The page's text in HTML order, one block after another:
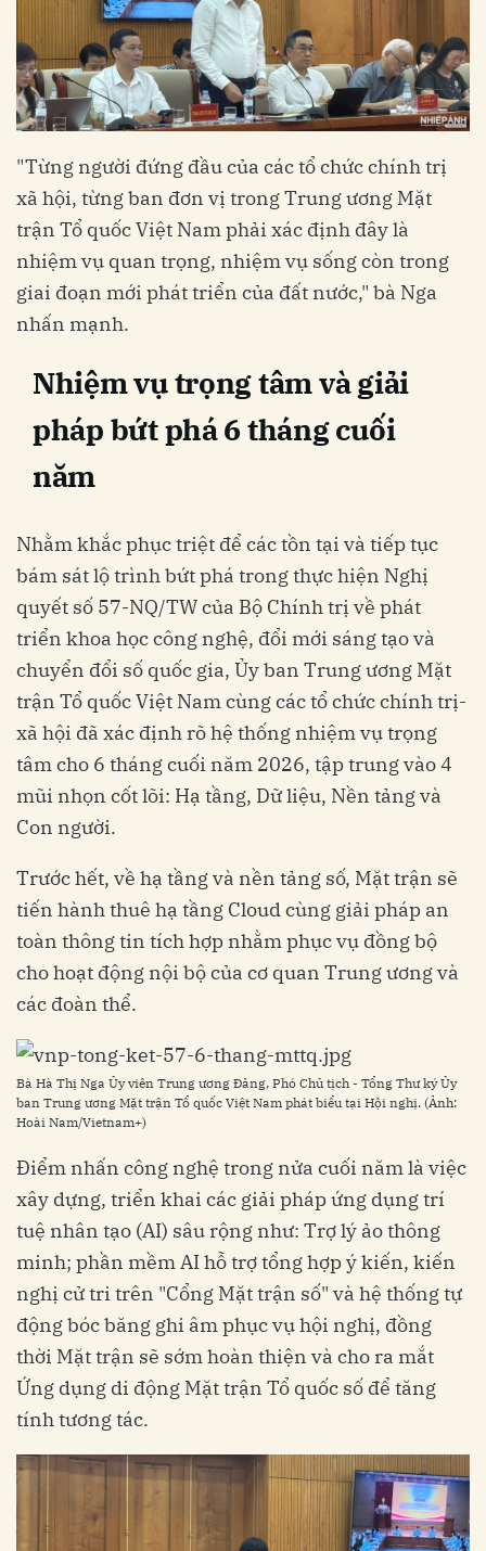
"Từng người đứng đầu của các tổ chức chính trị
xã hội, từng ban đơn vị trong Trung ương Mặt
trận Tổ quốc Việt Nam phải xác định đây là
nhiệm vụ quan trọng, nhiệm vụ sống còn trong
giai đoạn mới phát triển của đất nước," bà Nga
nhấn mạnh.
Nhiệm vụ trọng tâm và giải
pháp bứt phá 6 tháng cuối
năm
Nhằm khắc phục triệt để các tồn tại và tiếp tục
bám sát lộ trình bứt phá trong thực hiện Nghị
quyết số 57-NQ/TW của Bộ Chính trị về phát
triển khoa học công nghệ, đổi mới sáng tạo và
chuyển đổi số quốc gia, Ủy ban Trung ương Mặt
trận Tổ quốc Việt Nam cùng các tổ chức chính trị-
xã hội đã xác định rõ hệ thống nhiệm vụ trọng
tâm cho 6 tháng cuối năm 2026, tập trung vào 4
mũi nhọn cốt lõi: Hạ tầng, Dữ liệu, Nền tảng và
Con người.
Trước hết, về hạ tầng và nền tảng số, Mặt trận sẽ
tiến hành thuê hạ tầng Cloud cùng giải pháp an
toàn thông tin tích hợp nhằm phục vụ đồng bộ
cho hoạt động nội bộ của cơ quan Trung ương và
các đoàn thể.
Bà Hà Thị Nga Ủy viên Trung ương Đảng, Phó Chủ tịch - Tổng Thư ký Ủy
ban Trung ương Mặt trận Tổ quốc Việt Nam phát biểu tại Hội nghị. (Ảnh:
Hoài Nam/Vietnam+)
Điểm nhấn công nghệ trong nửa cuối năm là việc
xây dựng, triển khai các giải pháp ứng dụng trí
tuệ nhân tạo (AI) sâu rộng như: Trợ lý ảo thông
minh; phần mềm AI hỗ trợ tổng hợp ý kiến, kiến
nghị cử tri trên "Cổng Mặt trận số" và hệ thống tự
động bóc băng ghi âm phục vụ hội nghị, đồng
thời Mặt trận sẽ sớm hoàn thiện và cho ra mắt
Ứng dụng di động Mặt trận Tổ quốc số để tăng
tính tương tác.